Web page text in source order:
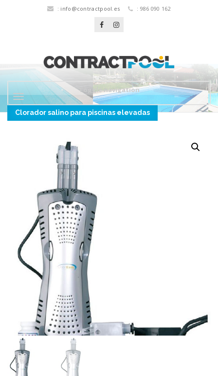
: info@contractpool.es : 986 090 162
Toggle navigation
Clorador salino para piscinas elevadas